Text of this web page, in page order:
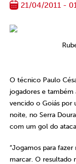
21/04/2011 -
O técnico Paulo
jogadores e
vencido o Goiás por
noite, no Serra
com um gol do
“Jogamos para
marcar. O resultado